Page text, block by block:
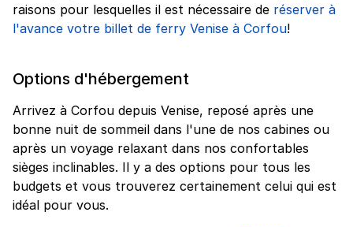
raisons pour lesquelles il est nécessaire de réserver à
l'avance votre billet de ferry Venise à Corfou!
Options d'hébergement
Arrivez à Corfou depuis Venise, reposé après une
bonne nuit de sommeil dans l'une de nos cabines ou
après un voyage relaxant dans nos confortables
sièges inclinables. Il y a des options pour tous les
budgets et vous trouverez certainement celui qui est
idéal pour vous.